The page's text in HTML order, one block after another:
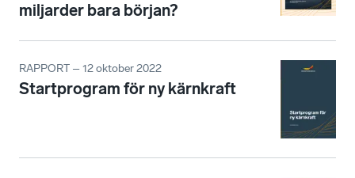
miljarder bara början?
RAPPORT – 12 oktober 2022
Startprogram för ny kärnkraft